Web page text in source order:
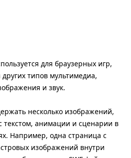
для браузерных игр,
типов мультимедиа,
и звук.
несколько изображений,
текстом, анимации и сценарии в
Например, одна страница с
изображений внутри